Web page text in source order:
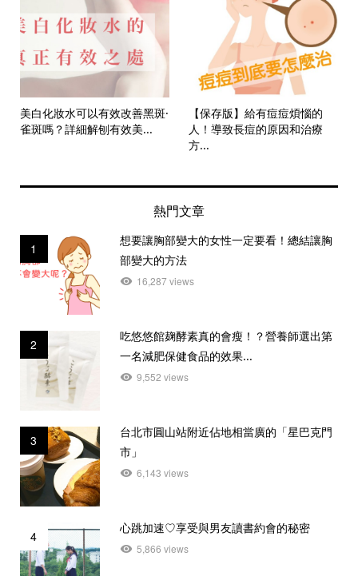
美白化妝水可以有效改善黑斑·
雀斑嗎？詳細解刨有效美...
【保存版】給有痘痘煩惱的
人！導致長痘的原因和治療
方...
熱門文章
1
想要讓胸部變大的女性一定要看！總結讓胸
部變大的方法
16,287 views
2
吃悠悠館麹酵素真的會瘦！？營養師選出第
一名減肥保健食品的效果...
9,552 views
3
台北市圓山站附近佔地相當廣的「星巴克門
市」
6,143 views
4
心跳加速♡享受與男友讀書約會的秘密
5,866 views